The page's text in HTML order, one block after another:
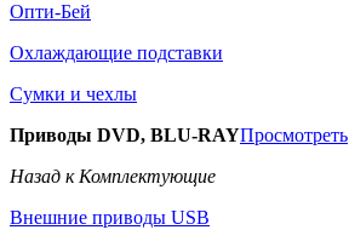
Опти-Бей
Охлаждающие подставки
Сумки и чехлы
Приводы DVD, BLU-RAYПросмотреть
Назад к Комплектующие
Внешние приводы USB